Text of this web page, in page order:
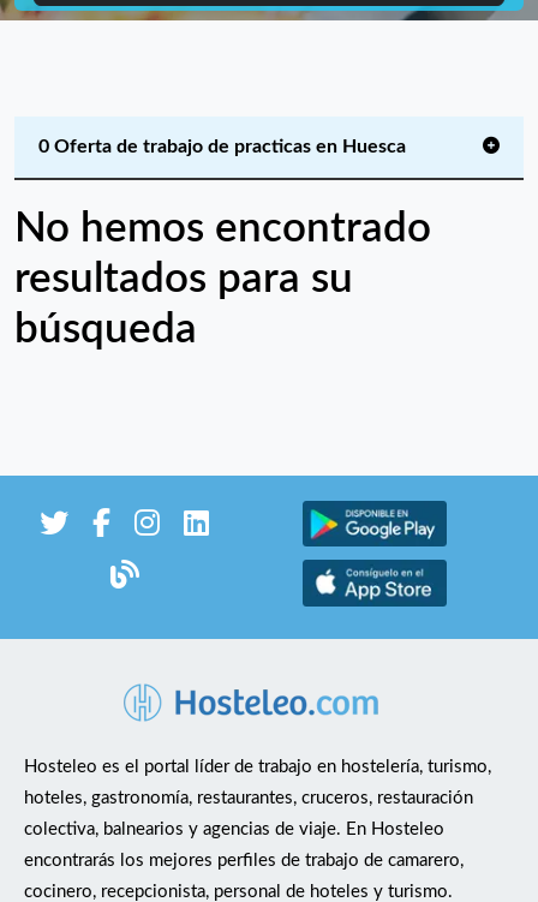
0 Oferta de trabajo de practicas en Huesca
No hemos encontrado
resultados para su
búsqueda
Hosteleo es el portal líder de trabajo en hostelería, turismo,
hoteles, gastronomía, restaurantes, cruceros, restauración
colectiva, balnearios y agencias de viaje. En Hosteleo
encontrarás los mejores perfiles de trabajo de camarero,
cocinero, recepcionista, personal de hoteles y turismo.